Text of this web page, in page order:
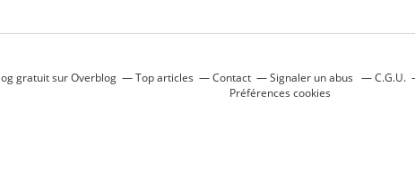
gratuit sur Overblog Top articles Contact Signaler un abus C.G.U.
Préférences cookies